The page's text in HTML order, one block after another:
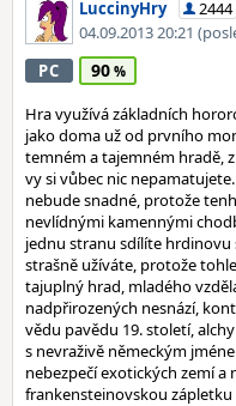
LuccinyHry
2444
04.09.2013 20:21
PC 90
Hra využívá základních
jako doma už od prvního
temném a tajemném hradě,
vy si vůbec nic
nebude snadné, protože
nevlídnými kamennými
jednu stranu sdílíte
strašně užíváte, protože
tajuplný hrad, mladého
nadpřirozených nesnází,
vědu pavědu 19. století,
s nevraživě německým
nebezpečí exotických zemí
frankensteinovskou